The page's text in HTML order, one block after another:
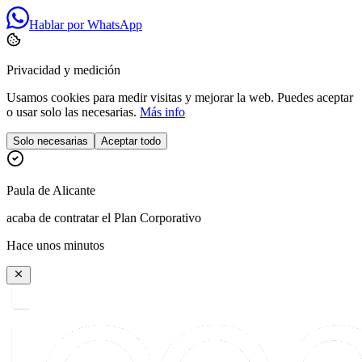
Hablar por WhatsApp
Privacidad y medición
Usamos cookies para medir visitas y mejorar la web. Puedes aceptar
o usar solo las necesarias. Más info
Solo necesarias Aceptar todo
Paula de Alicante
acaba de contratar el Plan Corporativo
Hace unos minutos